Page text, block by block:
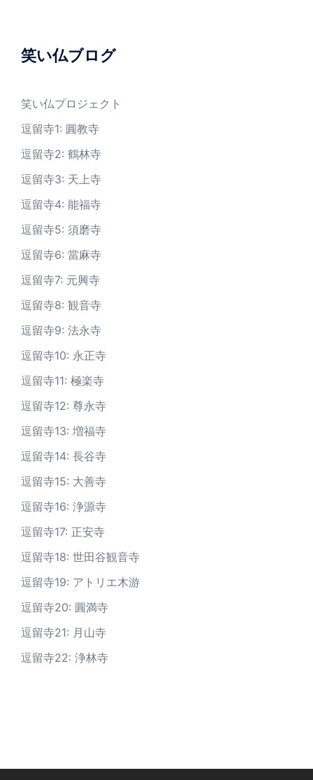
笑い仏ブログ
笑い仏プロジェクト
逗留寺1: 圓教寺
逗留寺2: 鶴林寺
逗留寺3: 天上寺
逗留寺4: 能福寺
逗留寺5: 須磨寺
逗留寺6: 當麻寺
逗留寺7: 元興寺
逗留寺8: 観音寺
逗留寺9: 法永寺
逗留寺10: 永正寺
逗留寺11: 極楽寺
逗留寺12: 尊永寺
逗留寺13: 増福寺
逗留寺14: 長谷寺
逗留寺15: 大善寺
逗留寺16: 浄源寺
逗留寺17: 正安寺
逗留寺18: 世田谷観音寺
逗留寺19: アトリエ木游
逗留寺20: 圓満寺
逗留寺21: 月山寺
逗留寺22: 浄林寺